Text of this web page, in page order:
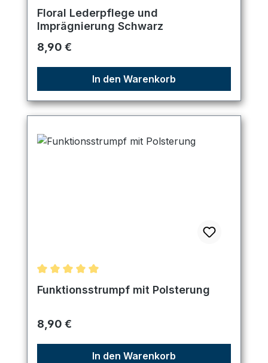
Durchschnittliche Bewertung von 5 von 5 Sternen
Floral Lederpflege und
Imprägnierung Schwarz
Regulärer Preis:
8,90 €
In den Warenkorb
Durchschnittliche Bewertung von 5 von 5 Sternen
Funktionsstrumpf mit Polsterung
Regulärer Preis:
8,90 €
In den Warenkorb